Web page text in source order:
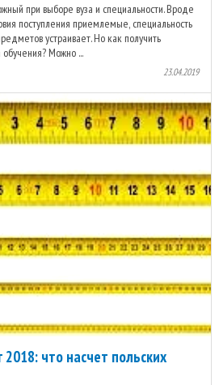
при выборе вуза и специальности. Вроде
поступления приемлемые, специальность
устраивает. Но как получить
обучения? Можно ...
23.04.2019
что насчет польских